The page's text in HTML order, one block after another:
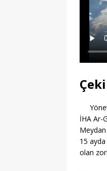
İHA Ar-
Meydan
15
olan